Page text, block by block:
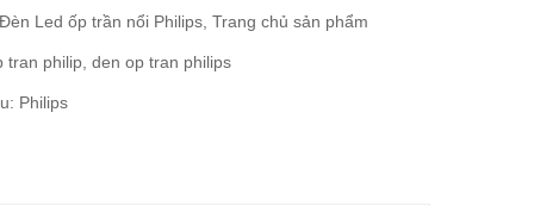
Đèn Led ốp trần nổi Philips, Trang chủ sản phẩm
tran philip, den op tran philips
Philips